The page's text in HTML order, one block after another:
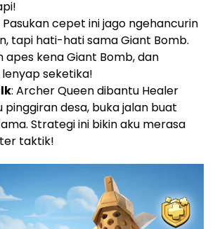
Pasukan cepet ini jago ngehancurin
tapi hati-hati sama Giant Bomb.
apes kena Giant Bomb, dan
seketika!
: Archer Queen dibantu Healer
pinggiran desa, buka jalan buat
Strategi ini bikin aku merasa
taktik!